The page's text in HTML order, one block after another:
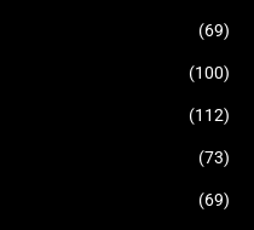
(69)
(100)
(112)
(73)
(69)